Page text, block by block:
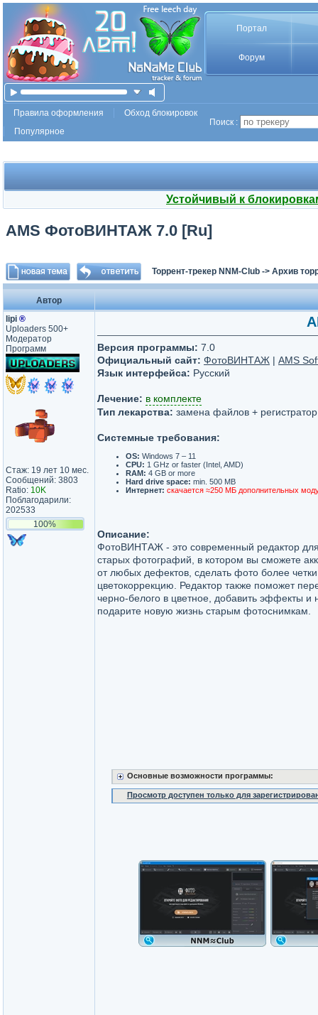
Портал
Форум
Правила оформления
Обход блокировок
Популярное
Поиск :
Устойчивый к
AMS ФотоВИНТАЖ 7.0 [Ru]
Торрент-трекер NNM-Club -> Архив
Автор
lipi ®
Uploaders 500+
Модератор
Программ
Стаж: 19 лет 10 мес.
Сообщений: 3803
Ratio: 10K
Поблагодарили:
202533
100%
Версия программы: 7.0
Официальный сайт: ФотоВИНТАЖ | AMS
Язык интерфейса: Русский
Лечение: в комплекте
Тип лекарства: замена файлов + регистратор
Системные требования:
OS: Windows 7 – 11
CPU: 1 GHz or faster (Intel, AMD)
RAM: 4 GB or more
Hard drive space: min. 500 MB
Интернет: скачается ≈250 МБ дополнительных
Описание:
ФотоВИНТАЖ - это современный редактор
старых фотографий, в котором вы сможете
от любых дефектов, сделать фото более
цветокоррекцию. Редактор также поможет
черно-белого в цветное, добавить эффекты и
подарите новую жизнь старым фотоснимкам.
Основные возможности программы:
Просмотр доступен только для